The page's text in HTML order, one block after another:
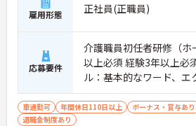
雇用形態 正社員(正職員)
応募要件
介護職員初任者研修（ホ
以上必須 経験3年以上必
ル：基本的なワード、エ
車通勤可 年間休日110日以上 ボーナス・賞与あり
退職金制度あり